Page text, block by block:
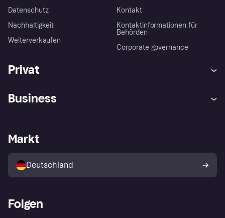
Datenschutz
Nachhaltigkeit
Weiterverkaufen
Kontakt
Kontaktinformationen für
Behörden
Corporate governance
Privat
Klarna App
Shops entdecken
Käuferschutzrichtlinie
Dein Widerrufsrecht
Business
Händlerportal
Markt
Deutschland
Folgen